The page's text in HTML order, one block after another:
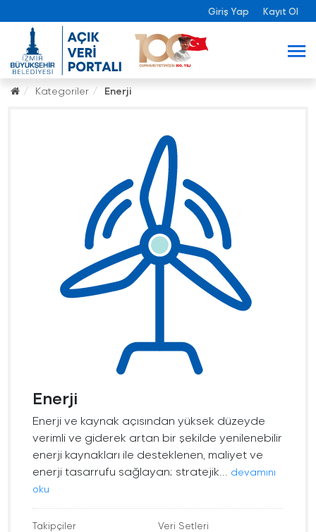
Giriş Yap Kayıt Ol
Kategoriler Enerji
Enerji
Enerji ve kaynak açısından yüksek düzeyde
verimli ve giderek artan bir şekilde yenilenebilir
enerji kaynakları ile desteklenen, maliyet ve
enerji tasarrufu sağlayan; stratejik...
devamını
oku
Takipçiler Veri Setleri